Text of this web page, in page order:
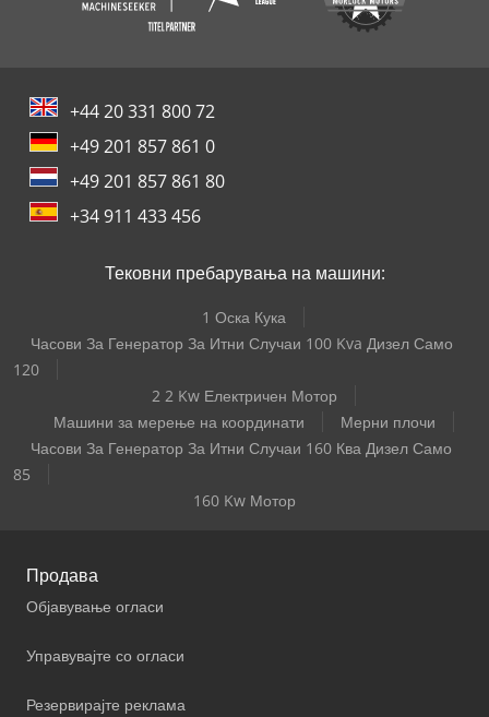
+44 20 331 800 72
+49 201 857 861 0
+49 201 857 861 80
+34 911 433 456
Тековни пребарувања на машини:
1 Оска Кука
Часови За Генератор За Итни Случаи 100 Kva Дизел Само
120
2 2 Kw Електричен Мотор
Машини за мерење на координати
Мерни плочи
Часови За Генератор За Итни Случаи 160 Ква Дизел Само
85
160 Kw Мотор
Продава
Објавување огласи
Управувајте со огласи
Резервирајте реклама